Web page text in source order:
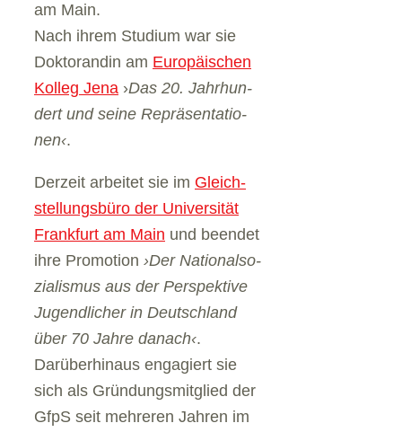
am Main.
Nach ihrem Stu­dium war sie
Dok­to­ran­din am Euro­päi­schen
Kol­leg Jena ›Das 20. Jahr­hun­
dert und seine Reprä­sen­ta­tio­
nen‹.
Der­zeit arbei­tet sie im Gleich­
stel­lungs­büro der Uni­ver­si­tät
Frank­furt am Main und been­det
ihre Pro­mo­tion ›Der Natio­nal­so­
zia­lis­mus aus der Per­spek­tive
Jugend­li­cher in Deutsch­land
über 70 Jahre danach‹.
Dar­über­hin­aus enga­giert sie
sich als Grün­dungs­mit­glied der
GfpS seit meh­re­ren Jah­ren im